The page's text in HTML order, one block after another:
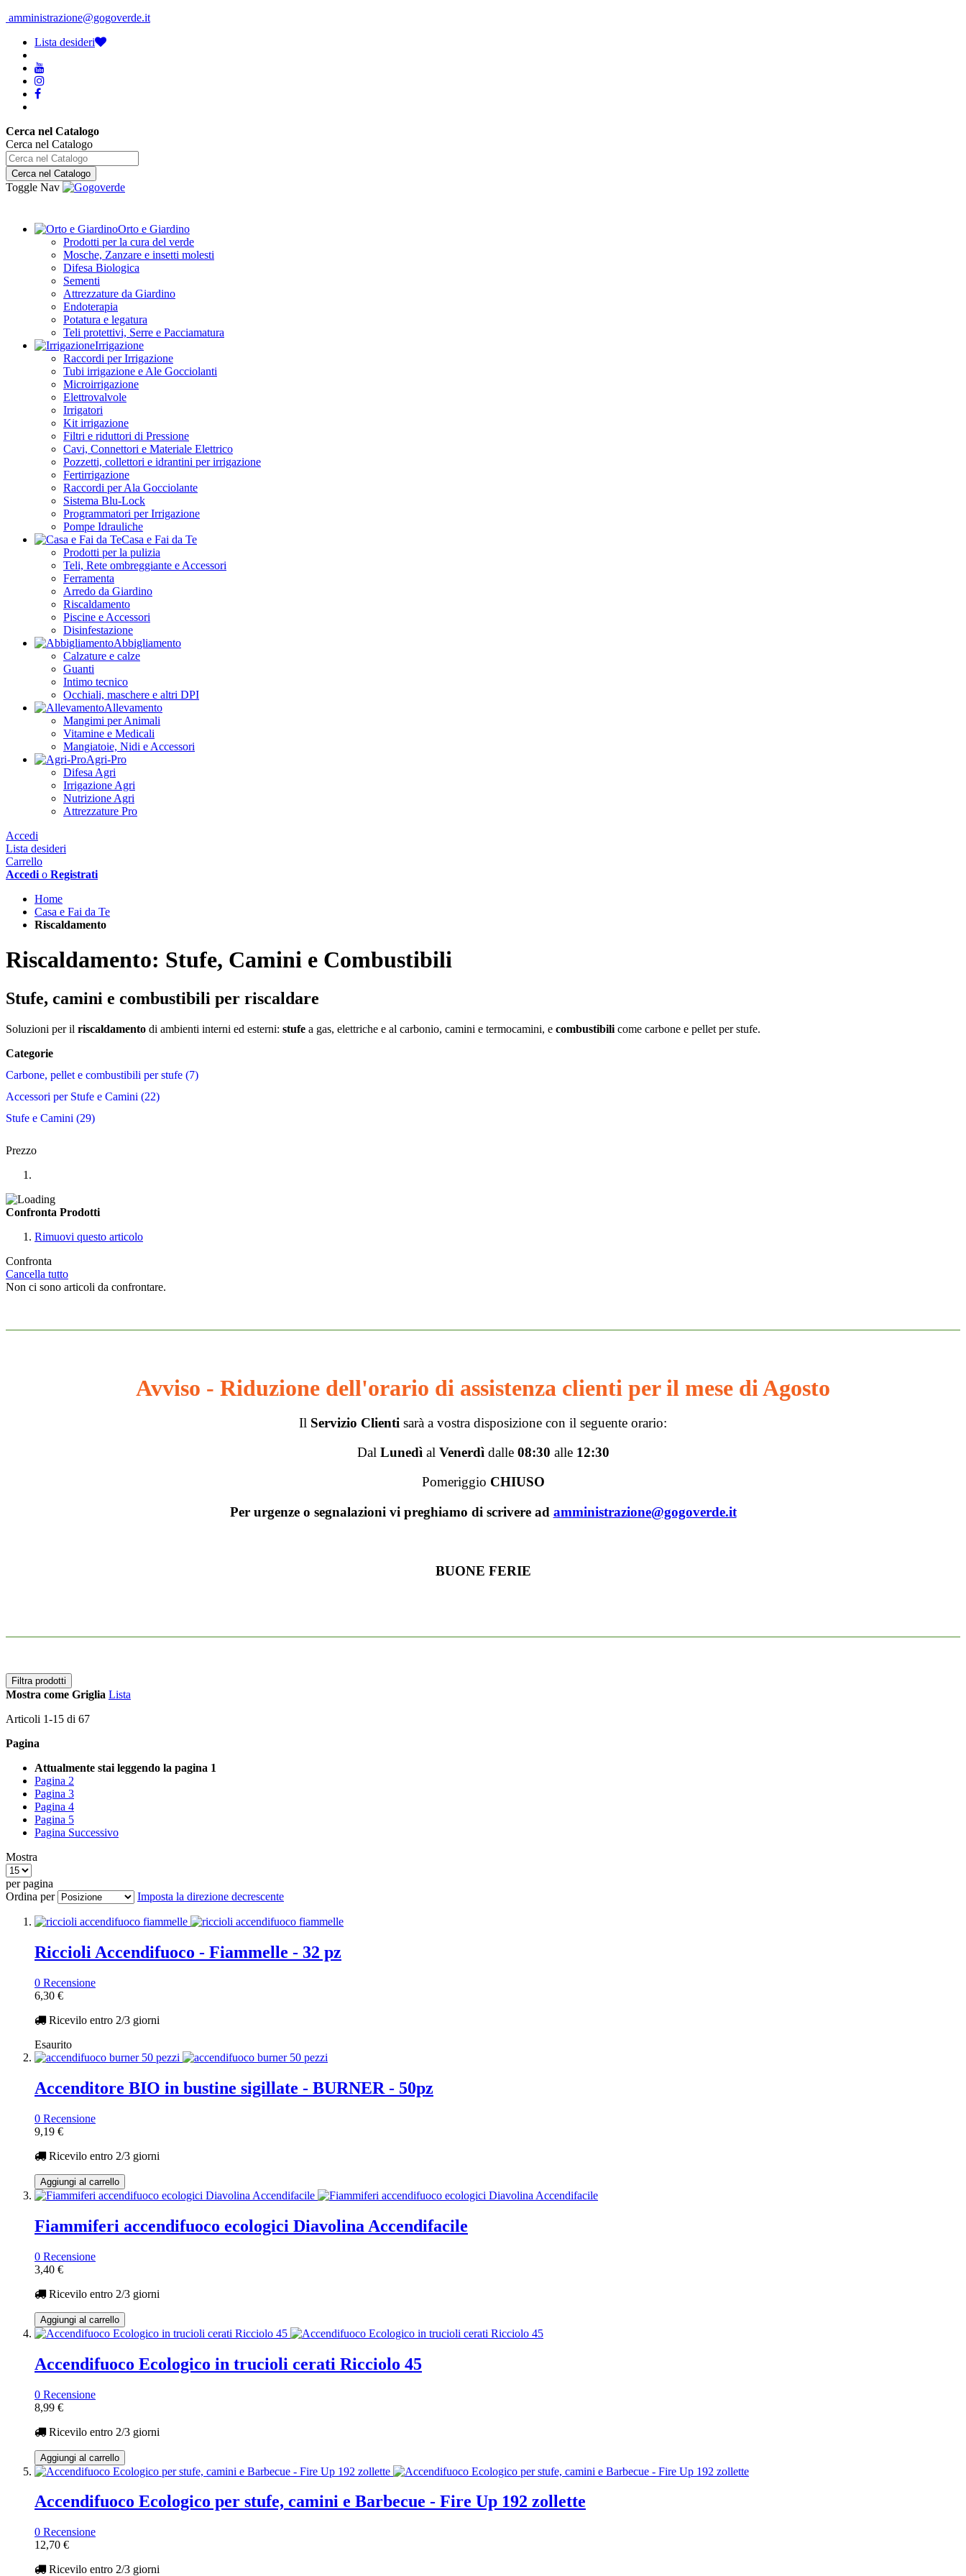
amministrazione@gogoverde.it
Lista desideri
Cerca nel Catalogo
Cerca nel Catalogo
Cerca nel Catalogo
Toggle Nav
Orto e Giardino
Prodotti per la cura del verde
Mosche, Zanzare e insetti molesti
Difesa Biologica
Sementi
Attrezzature da Giardino
Endoterapia
Potatura e legatura
Teli protettivi, Serre e Pacciamatura
Irrigazione
Raccordi per Irrigazione
Tubi irrigazione e Ale Gocciolanti
Microirrigazione
Elettrovalvole
Irrigatori
Kit irrigazione
Filtri e riduttori di Pressione
Cavi, Connettori e Materiale Elettrico
Pozzetti, collettori e idrantini per irrigazione
Fertirrigazione
Raccordi per Ala Gocciolante
Sistema Blu-Lock
Programmatori per Irrigazione
Pompe Idrauliche
Casa e Fai da Te
Prodotti per la pulizia
Teli, Rete ombreggiante e Accessori
Ferramenta
Arredo da Giardino
Riscaldamento
Piscine e Accessori
Disinfestazione
Abbigliamento
Calzature e calze
Guanti
Intimo tecnico
Occhiali, maschere e altri DPI
Allevamento
Mangimi per Animali
Vitamine e Medicali
Mangiatoie, Nidi e Accessori
Agri-Pro
Difesa Agri
Irrigazione Agri
Nutrizione Agri
Attrezzature Pro
Accedi
Lista desideri
Carrello
Accedi o Registrati
Home
Casa e Fai da Te
Riscaldamento
Riscaldamento: Stufe, Camini e Combustibili
Stufe, camini e combustibili per riscaldare
Soluzioni per il riscaldamento di ambienti interni ed esterni: stufe a gas, elettriche e al carbonio, camini e termocamini, e combustibili come carbone e pellet per stufe.
Categorie
Carbone, pellet e combustibili per stufe 7
Accessori per Stufe e Camini
22
Stufe e Camini
29
Prezzo
Confronta Prodotti
Rimuovi questo articolo
Confronta
Cancella tutto
Non ci sono articoli da confrontare.
Avviso - Riduzione dell'orario di assistenza clienti per il mese di Agosto
Il Servizio Clienti sarà a vostra disposizione con il seguente orario:
Dal Lunedì al Venerdì dalle 08:30 alle 12:30
Pomeriggio CHIUSO
Per urgenze o segnalazioni vi preghiamo di scrivere ad amministrazione@gogoverde.it
BUONE FERIE
Filtra prodotti
Mostra come Griglia Lista
Articoli 1-15 di 67
Pagina
Attualmente stai leggendo la pagina 1
Pagina 2
Pagina 3
Pagina 4
Pagina 5
Pagina Successivo
Mostra
per pagina
Ordina per
Imposta la direzione decrescente
Riccioli Accendifuoco - Fiammelle - 32 pz
0 Recensione
6,30 €
Ricevilo entro 2/3 giorni
Esaurito
Accenditore BIO in bustine sigillate - BURNER - 50pz
0 Recensione
9,19 €
Ricevilo entro 2/3 giorni
Aggiungi al carrello
Fiammiferi accendifuoco ecologici Diavolina Accendifacile
0 Recensione
3,40 €
Ricevilo entro 2/3 giorni
Aggiungi al carrello
Accendifuoco Ecologico in trucioli cerati Ricciolo 45
0 Recensione
8,99 €
Ricevilo entro 2/3 giorni
Aggiungi al carrello
Accendifuoco Ecologico per stufe, camini e Barbecue - Fire Up 192 zollette
0 Recensione
12,70 €
Ricevilo entro 2/3 giorni